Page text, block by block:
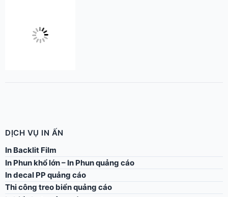
In Backlit Film
In decal PP quảng cáo
Thi công treo biển quảng cáo
In biển bạt quảng cáo
In Decal sữa